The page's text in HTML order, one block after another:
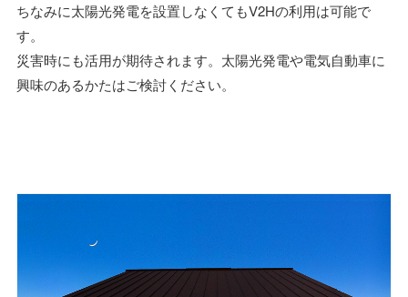
ちなみに太陽光発電を設置しなくてもV2Hの利用は可能で
す。
災害時にも活用が期待されます。太陽光発電や電気自動車に
興味のあるかたはご検討ください。